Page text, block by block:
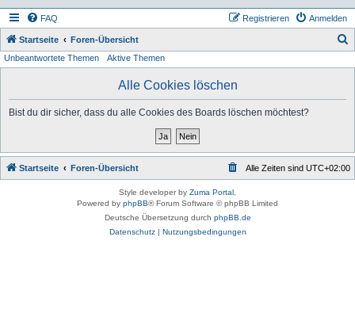
FAQ Anmelden
Registrieren
Startseite Foren-Übersicht
Unbeantwortete Themen Aktive Themen
Alle Cookies löschen
Bist du dir sicher, dass du alle Cookies des Boards löschen möchtest?
Startseite Foren-Übersicht Alle Zeiten sind UTC+02:00
Style developer by Zuma Portal
Powered by phpBB® Forum Software © phpBB Limited
Deutsche Übersetzung durch phpBB.de
Datenschutz| Nutzungsbedingungen